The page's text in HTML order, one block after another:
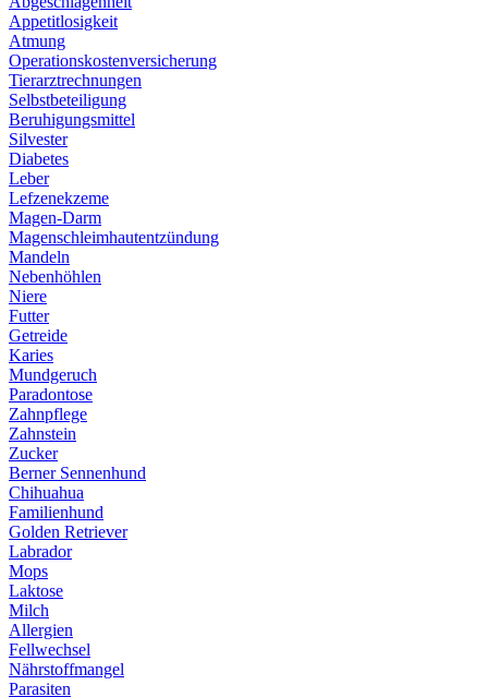
Appetitlosigkeit
Atmung
Operationskostenversicherung
Tierarztrechnungen
Selbstbeteiligung
Beruhigungsmittel
Silvester
Diabetes
Leber
Lefzenekzeme
Magen-Darm
Magenschleimhautentzündung
Mandeln
Nebenhöhlen
Niere
Futter
Getreide
Karies
Mundgeruch
Paradontose
Zahnpflege
Zahnstein
Zucker
Berner Sennenhund
Chihuahua
Familienhund
Golden Retriever
Labrador
Mops
Laktose
Milch
Allergien
Fellwechsel
Nährstoffmangel
Parasiten